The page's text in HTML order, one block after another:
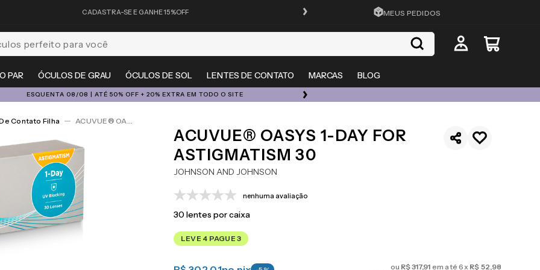
CADASTRA-SE E GANHE 15%OFF FRETE GRÁTIS EM TODO O SITE
MEUS PEDIDOS
PAR ÓCULOS DE GRAU ÓCULOS DE SOL LENTES DE CONTATO MARCAS BLOG
para você
ESQUENTA 08/08 | ATÉ 50% OFF + 20% EXTRA EM TODO O SITE ÓCULOS DE GRAU, SOL E LENTES COM ATÉ 50% OFF + 20% EXTRA
Contato Filha ACUVUE® OASYS 1-Day For Astigmatism 30
ACUVUE® OASYS 1-DAY FOR
ASTIGMATISM 30
JOHNSON AND JOHNSON
nenhuma avaliação
30lentes por caixa
LEVE 4 PAGUE 3
ou R$317,91 em até6x R$ 52,98